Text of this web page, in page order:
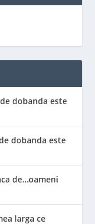
dobanda este
dobanda este
de…oameni
larga ce